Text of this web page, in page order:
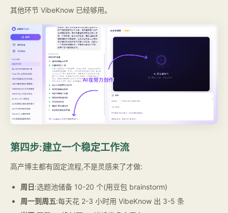
其他环节 VibeKnow 已经够用。
第四步:建立一个稳定工作流
高产博主都有固定流程,不是灵感来了才做:
周日:选题池储备 10-20 个(用豆包 brainstorm)
周一到周五:每天花 2-3 小时用 VibeKnow 出 3-5 条